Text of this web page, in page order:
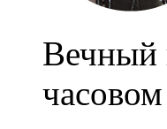
Вечный